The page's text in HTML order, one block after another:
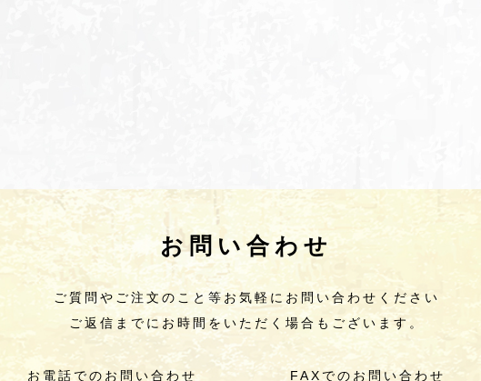
お問い合わせ
ご質問やご注文のこと等お気軽にお問い合わせください
ご返信までにお時間をいただく場合もございます。
お電話でのお問い合わせ FAXでのお問い合わせ